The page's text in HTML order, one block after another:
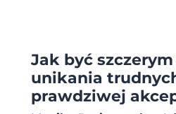
Jak być szczerym
unikania
prawdziwej